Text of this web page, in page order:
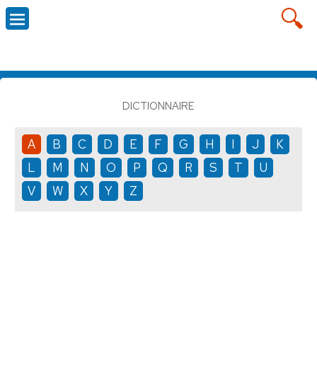
DICTIONNAIRE
A B C D E F G H I J
K
L
M N O P Q R S T
U
V
W X Y Z